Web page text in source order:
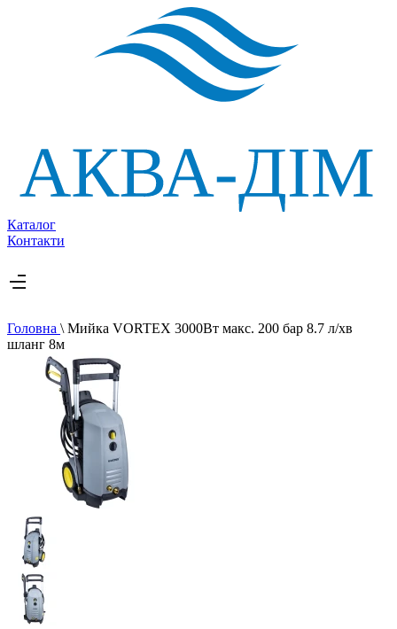
Каталог
Контакти
Головна \ Мийка VORTEX 3000Вт макс. 200 бар 8.7 л/хв
шланг 8м